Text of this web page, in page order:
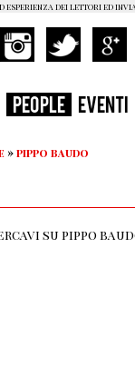
PEOPLE EVENTI
»pippo baudo
su pippo
dei lettori ed